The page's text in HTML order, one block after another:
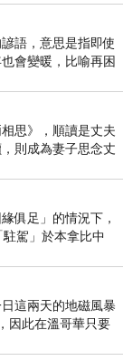
語，意思是指即使
會變暖，比喻再困
思》，順讀是丈夫
則成為妻子思念丈
俱足」的情況下，
駕」於本拿比中
這兩天的地磁風暴
因此在溫哥華只要